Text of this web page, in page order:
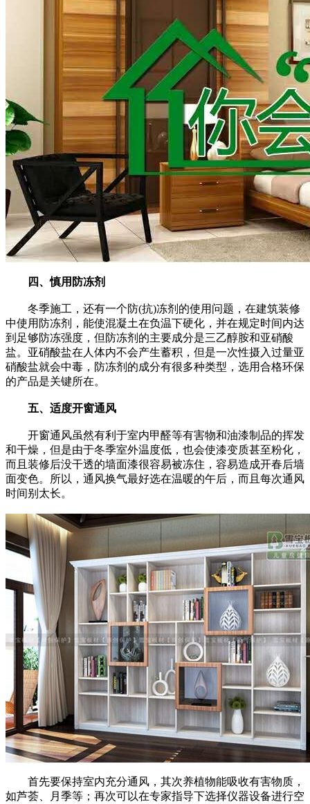
四、慎用防冻剂
冬季施工，还有一个防(抗)冻剂的使用问题，在建筑装修
中使用防冻剂，能使混凝土在负温下硬化，并在规定时间内达
到足够防冻强度，但防冻剂的主要成分是三乙醇胺和亚硝酸
盐。亚硝酸盐在人体内不会产生蓄积，但是一次性摄入过量亚
硝酸盐就会中毒，防冻剂的成分有很多种类型，选用合格环保
的产品是关键所在。
五、适度开窗通风
开窗通风虽然有利于室内甲醛等有害物和油漆制品的挥发
和干燥，但是由于冬季室外温度低，也会使漆变质甚至粉化，
而且装修后没干透的墙面漆很容易被冻住，容易造成开春后墙
面变色。所以，通风换气最好选在温暖的午后，而且每次通风
时间别太长。
首先要保持室内充分通风，其次养植物能吸收有害物质，
如芦荟、月季等；再次可以在专家指导下选择仪器设备进行空